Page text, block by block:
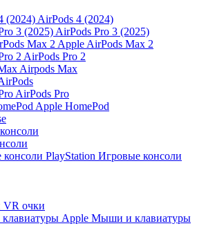
AirPods 4 (2024)
AirPods Pro 3 (2025)
Apple AirPods Max 2
AirPods Pro 2
Airpods Max
AirPods Pro
Apple HomePod
Игровые консоли
VR очки
Мыши и клавиатуры